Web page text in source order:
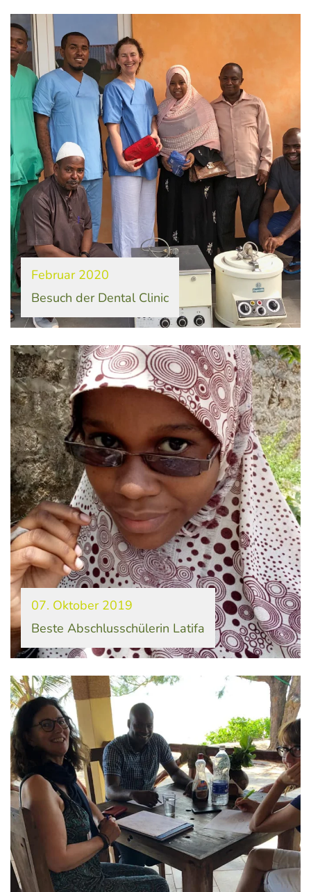
Februar 2020
Besuch der Dental Clinic
07. Oktober 2019
Beste Abschlusschülerin Latifa